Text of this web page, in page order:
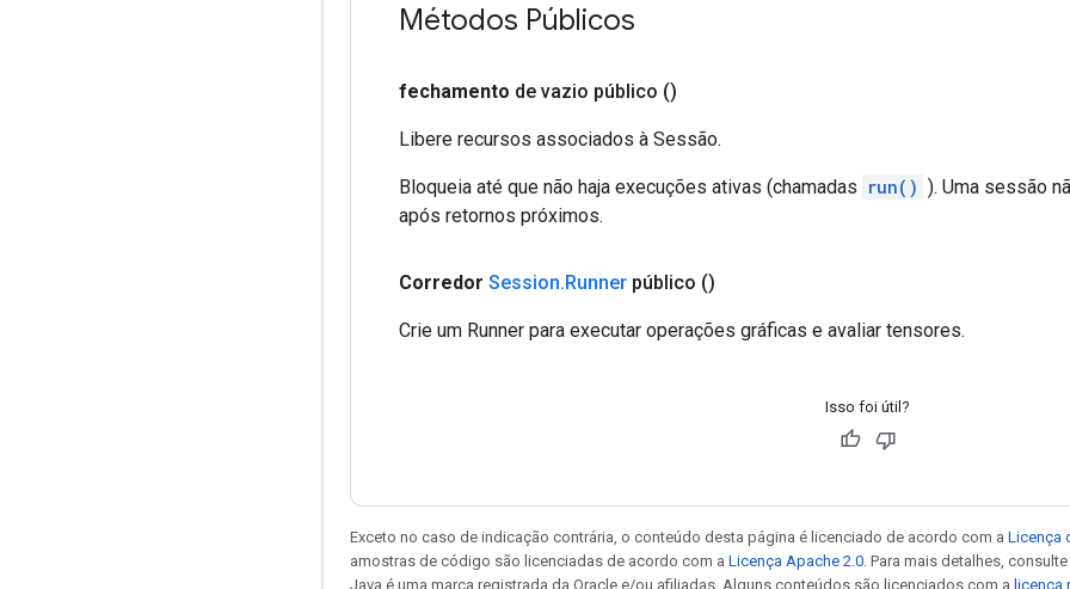
Métodos Públicos
fechamento de vazio público ()
Libere recursos associados à Sessão.
Bloqueia até que não haja execuções ativas (chamadas run() ). Uma sessão
após retornos próximos.
Corredor Session.Runner público ()
Crie um Runner para executar operações gráficas e avaliar tensores.
Isso foi útil?
Exceto no caso de indicação contrária, o conteúdo desta página é licenciado de acordo com a Licença
amostras de código são licenciadas de acordo com a Licença Apache 2.0 . Para mais detalhes,
Java é uma marca registrada da Oracle e/ou afiliadas. Alguns conteúdos são licenciados com a licença